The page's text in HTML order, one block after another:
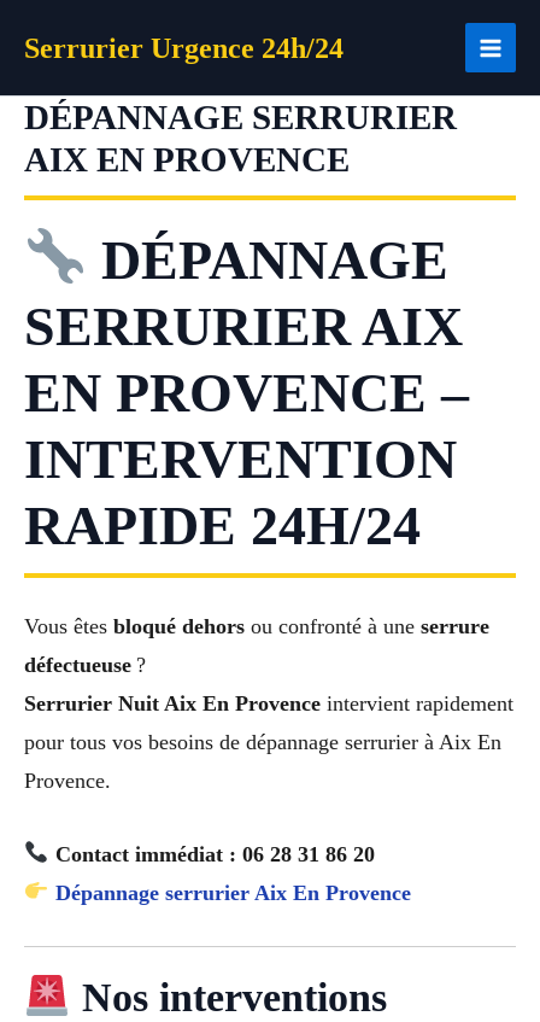
Serrurier Urgence 24h/24
DÉPANNAGE SERRURIER
AIX EN PROVENCE
DÉPANNAGE
SERRURIER AIX
EN PROVENCE –
INTERVENTION
RAPIDE 24H/24
Vous êtes bloqué dehors ou confronté à une serrure
défectueuse ?
Serrurier Nuit Aix En Provence intervient rapidement
pour tous vos besoins de dépannage serrurier à Aix En
Provence.
Contact immédiat : 06 28 31 86 20
Dépannage serrurier Aix En Provence
Nos interventions